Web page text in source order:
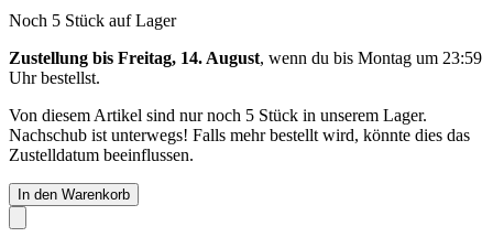
Noch 5 Stück auf Lager
Zustellung bis Freitag, 14. August, wenn du bis Montag um 23:59
Uhrbestellst.
Von diesem Artikel sind nur noch 5 Stück in unserem Lager.
Nachschub ist unterwegs! Falls mehr bestellt wird, könnte dies das
Zustelldatum beeinflussen.
In den Warenkorb